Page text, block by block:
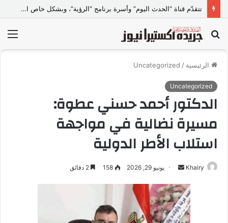
تتقدّم قناة “الحدث اليوم” وأسرة برنامج “الرؤية”، وبشكل خاص الإعلامي خيري البحيري -مذيع البرنامج ورئيس مجلس إدارته- ببالغ الاعتذار والأسف إلى الدكتورة ولاء جمال عبد الخالق
بحث
عن
الرئيسية /
Uncategorized
Uncategorized
الدكتور أحمد حسني عطوة:
مسيرة نضالية في مواجهة
استلاب الأطر الدولية
Khairy
س
ل
ب
يونيو 29, 2026 158